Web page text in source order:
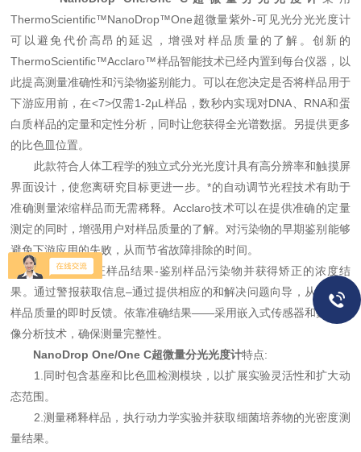
ThermoScientific™NanoDrop™One超微量紫外-可见光分光光度计
可以避免代价高昂的延迟，增强对样品质量的了解。创新的
ThermoScientific™Acclaro™样品智能技术已经内置到每台仪器，以
此提高测量准确性和污染物鉴别能力。可以在您决定是否将样品用于
下游应用前，在<7>仅需1-2µL样品，数秒内实现对DNA、RNA和蛋
白质样品的定量和定性分析，同时让您获得全光谱数据。另提供更多
的比色皿位置。
此款符合人体工程学的独立式分光光度计具有高分辨率和触摸屏
界面设计，使您离研究目标更进一步。*的自动调节光程技术有助于
准确测量浓缩样品而无需稀释。Acclaro技术可以在提供准确的定量
测定的同时，增强用户对样品质量的了解。对污染物的早期鉴别能够
避免下游应用的失败，从而节省故障排除的时间。
在数秒内验证样品结果-鉴别样品污染物并获得矫正的浓度结
果。通过警报获取信息–通过提供相应的和解决问题向导，从而获得
样品质量的即时反馈。依靠准确结果——采用嵌入式传感器和数字影
像分析技术，确保测量完整性。
NanoDrop One/One C超微量分光光度计特点:
1.同时包含基座和比色皿检测模块，以扩展实验灵活性和扩大动
态范围。
2.测量稀释样品，执行动力学实验并获取细菌培养物的光密度测
量结果。